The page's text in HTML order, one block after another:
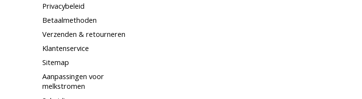
Privacybeleid
Betaalmethoden
Verzenden & retourneren
Klantenservice
Sitemap
Aanpassingen voor
melkstromen